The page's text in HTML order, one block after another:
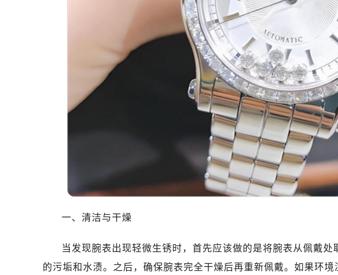
太原市迎泽区迎泽街道解放路15号亨得利名表维修授
沈阳市沈河区中街路137号亨得利名表维修授权店1楼
沈阳市沈河区中街路83号亨得利名表维修授权店1楼（
乌鲁木齐市天山区红山路26号时代广场（CCMALL）
温州市鹿城区锦绣路1067号置信广场10层1015室（需
哈尔滨市南岗区东大直街146号上和置地广场金座12层
大连市中山区人民路15号国际金融大厦7层G室（需提
佛山市禅城区季华五路57号万科金融中心C座12层
东莞市东城街道鸿福东路1号民盈国贸中心T1写字楼9
无锡市梁溪区人民中路139号恒隆广场写字楼1座11层
南通市崇川区工农路57号圆融广场写字楼16层1603室
苏州市苏州工业园区星港街199号苏州中心办公楼C座
武汉市江汉区解放大道686号世界贸易大厦38层09室（
合肥市蜀山区潜山路111号万象城华润大厦B座12楼03
泉州市丰泽区宝洲路729号浦西万达中心写字楼A座7
一、清洁与干燥
当发现腕表出现轻微生锈时，首先应该做的是将腕表从佩戴
的污垢和水渍。之后，确保腕表完全干燥后再重新佩戴。如果环